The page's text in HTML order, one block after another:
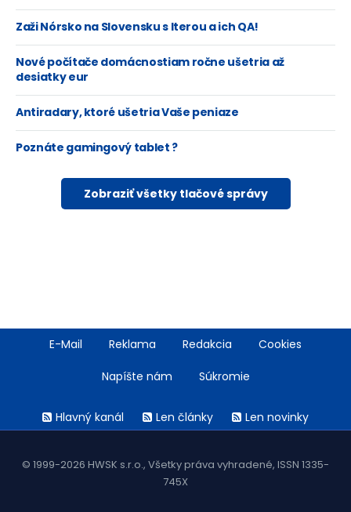
Zaži Nórsko na Slovensku s Iterou a ich QA!
Nové počítače domácnostiam ročne ušetria až
desiatky eur
Antiradary, ktoré ušetria Vaše peniaze
Poznáte gamingový tablet ?
Zobraziť všetky tlačové správy
FooterE-Mail Reklama Redakcia Cookies
Napíšte nám Súkromie
menuHlavný kanál Len články Len novinky
© 1999-2026 HWSK s.r.o., Všetky práva vyhradené, ISSN 1335-
745X